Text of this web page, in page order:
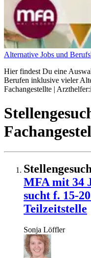
Alternative Jobs und
Hier findest Du eine
Berufen inklusive vieler
Fachangestellte |
Stellengesuch
MFA mit 34
sucht f. 15-
Teilzeitstelle
Sonja Löffler